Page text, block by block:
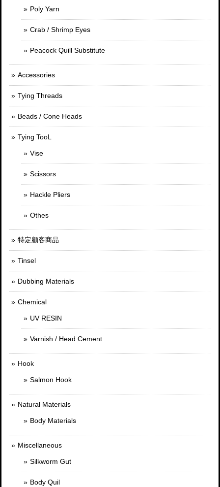
Poly Yarn
Crab / Shrimp Eyes
Peacock Quill Substitute
Accessories
Tying Threads
Beads / Cone Heads
Tying TooL
Vise
Scissors
Hackle Pliers
Othes
特定顧客商品
Tinsel
Dubbing Materials
Chemical
UV RESIN
Varnish / Head Cement
Hook
Salmon Hook
Natural Materials
Body Materials
Miscellaneous
Silkworm Gut
Body Quil